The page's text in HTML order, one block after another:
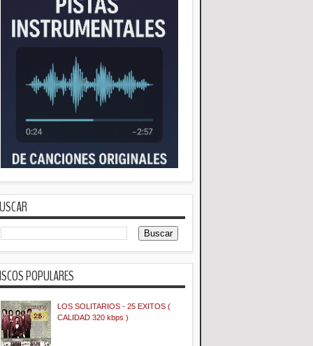
POPULARES
LOS SOLITARIOS - 25 EXITOS (
CALIDAD 320 kbps )